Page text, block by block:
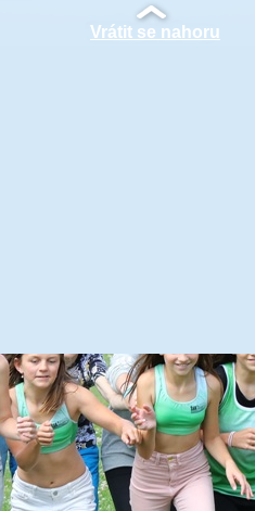
Vrátit se nahoru